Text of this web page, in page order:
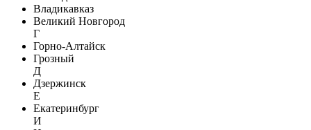
Владикавказ
Великий Новгород
Г
Горно-Алтайск
Грозный
Д
Дзержинск
Е
Екатеринбург
И